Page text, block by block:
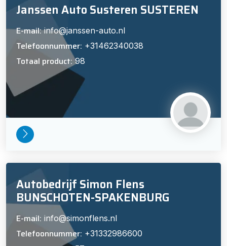
Janssen Auto Susteren SUSTEREN
E-mail:info@janssen-auto.nl
Telefoonnummer: +31462340038
Totaal product: 98
Autobedrijf Simon Flens
BUNSCHOTEN-SPAKENBURG
E-mail: info@simonflens.nl
Telefoonnummer: +31332986600